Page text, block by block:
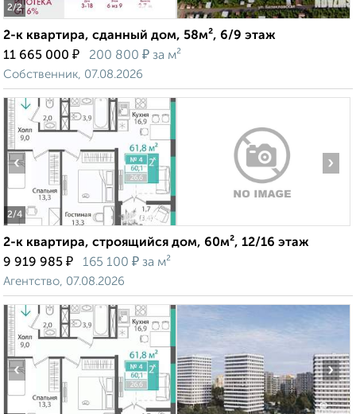
2/2
2-к квартира, сданный дом, 58м², 6/9 этаж
11 665 000 ₽ 200 800 ₽ за м²
Собственник, 07.08.2026
2/4
‹ ›
2-к квартира, строящийся дом, 60м², 12/16 этаж
9 919 985 ₽ 165 100 ₽ за м²
Агентство, 07.08.2026
‹ ›